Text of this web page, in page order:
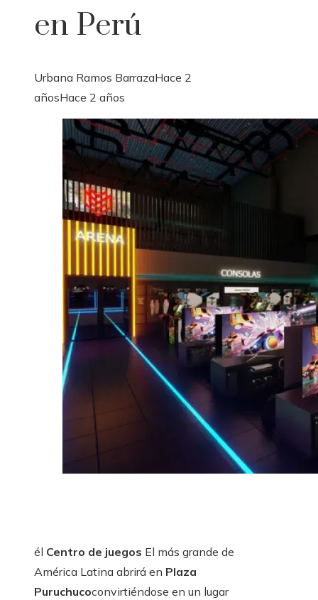
en Perú
Urbana Ramos BarrazaHace 2
añosHace 2 años
él Centro de juegos El más grande de
América Latina abrirá en Plaza
Puruchucoconvirtiéndose en un lugar